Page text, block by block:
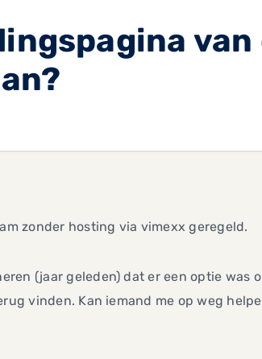
zonder hosting via vimexx geregeld.
(jaar geleden) dat er een optie was
vinden. Kan iemand me op weg